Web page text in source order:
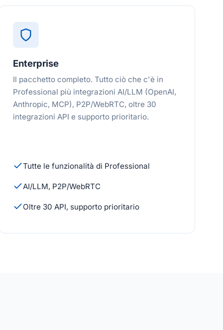
Enterprise
Il pacchetto completo. Tutto ciò che c'è in
Professional più integrazioni AI/LLM (OpenAI,
Anthropic, MCP), P2P/WebRTC, oltre 30
integrazioni API e supporto prioritario.
Tutte le funzionalità di Professional
AI/LLM, P2P/WebRTC
Oltre 30 API, supporto prioritario